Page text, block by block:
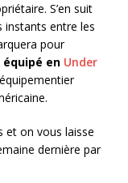
S’en suit
instants entre les
pour
en Under
et on vous laisse
dernière par